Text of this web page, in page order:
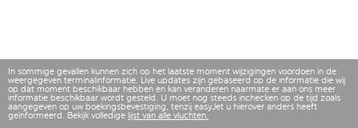
In sommige gevallen kunnen zich op het laatste moment wijzigingen voordoen in de
weergegeven terminalinformatie. Live updates zijn gebaseerd op de informatie die wij
op dat moment beschikbaar hebben en kan veranderen naarmate er aan ons meer
informatie beschikbaar wordt gesteld. U moet nog steeds inchecken op de tijd zoals
aangegeven op uw boekingsbevestiging, tenzij easyJet u hierover anders heeft
geïnformeerd. Bekijk volledige lijst van alle vluchten.